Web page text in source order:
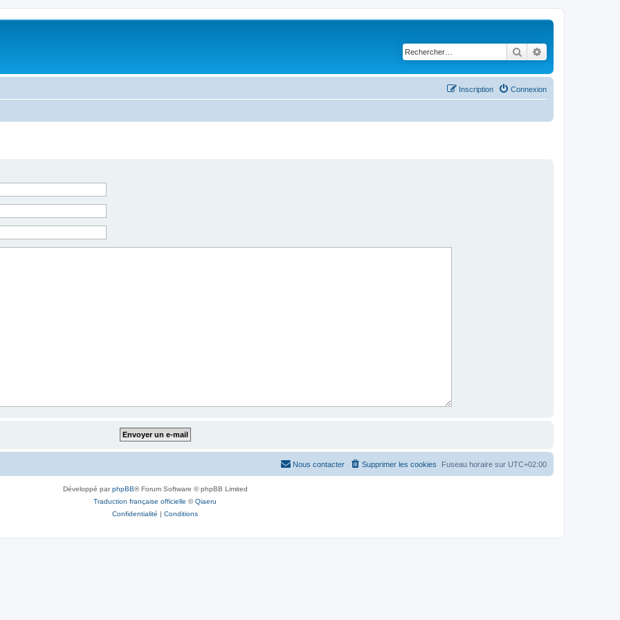
Rechercher
Connexion
Inscription
Fuseau horaire sur UTC+02:00
Supprimer les cookies
Nous contacter
Développé parphpBB® Forum Software © phpBB Limited
Traduction française officielle ©Qiaeru
Confidentialité | Conditions